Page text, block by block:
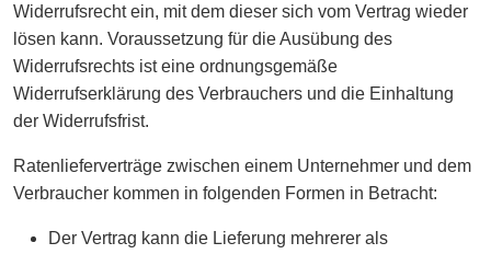
Widerrufsrecht ein, mit dem dieser sich vom Vertrag wieder
lösen kann. Voraussetzung für die Ausübung des
Widerrufsrechts ist eine ordnungsgemäße
Widerrufserklärung des Verbrauchers und die Einhaltung
der Widerrufsfrist.
Ratenlieferverträge zwischen einem Unternehmer und dem
Verbraucher kommen in folgenden Formen in Betracht:
Der Vertrag kann die Lieferung mehrerer als